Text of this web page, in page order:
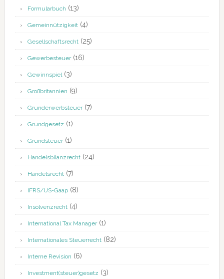
Formularbuch (13)
Gemeinnützigkeit(4)
Gesellschaftsrecht(25)
Gewerbesteuer(16)
Gewinnspiel(3)
Großbritannien (9)
Grunderwerbsteuer(7)
Grundgesetz (1)
Grundsteuer(1)
Handelsbilanzrecht(24)
Handelsrecht(7)
IFRS/US-Gaap(8)
Insolvenzrecht(4)
International Tax Manager(1)
Internationales Steuerrecht(82)
Interne Revision (6)
Investment(steuer)gesetz (3)